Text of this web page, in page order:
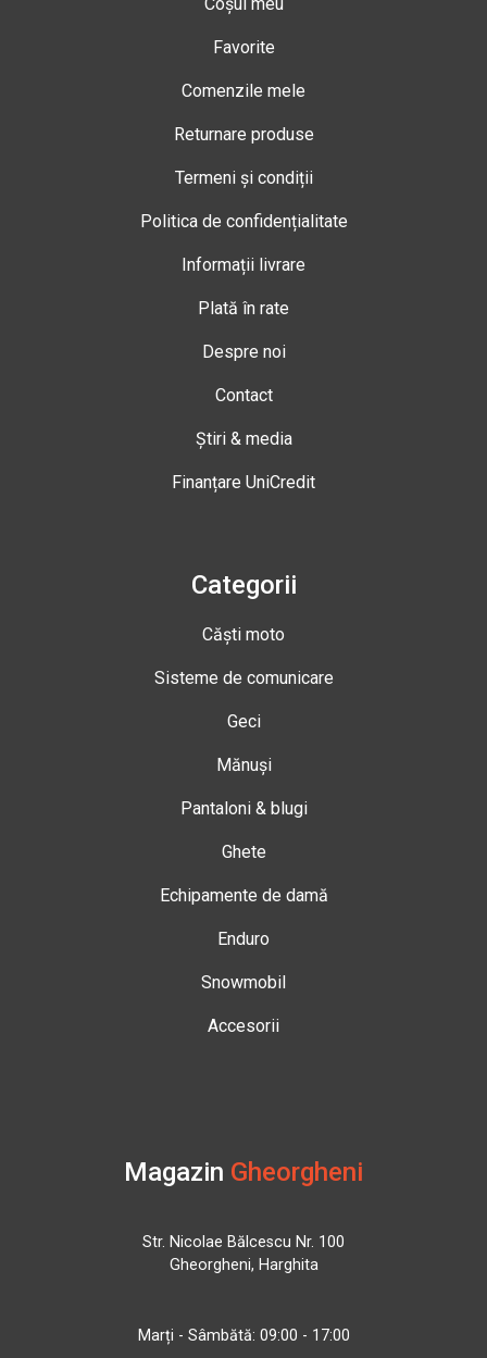
Favorite
Comenzile mele
Returnare produse
Termeni și condiții
Politica de confidențialitate
Informații livrare
Plată în rate
Despre noi
Contact
Știri & media
Finanțare UniCredit
Categorii
Căști moto
Sisteme de comunicare
Geci
Mănuși
Pantaloni & blugi
Ghete
Echipamente de damă
Enduro
Snowmobil
Accesorii
Magazin Gheorgheni
Str. Nicolae Bălcescu Nr. 100
Gheorgheni, Harghita
Marți - Sâmbătă: 09:00 - 17:00